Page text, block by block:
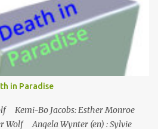
Steuermann am Tag des
dann auf eine Gruppe von Touristen,
mieten sollten. Einziges Problem:
England zurückgekehrt. Der
sein Team (mit Ausnahme von
um die Ermittlungen mit Hilfe eines
Jack Mooney, fortzusetzen...
in Paradise
Kemi-Bo Jacobs: Esther Monroe
Wolf Angela Wynter (en) : Sylvie